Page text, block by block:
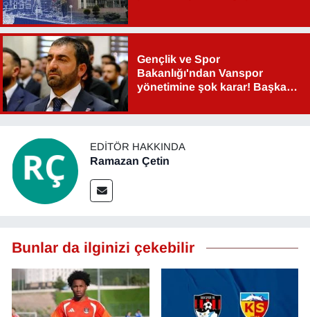
Gençlik ve Spor
Bakanlığı'ndan Vanspor
yönetimine şok karar! Başkan
EDITÖR HAKKINDA
Ramazan Çetin
Bunlar da ilginizi çekebilir